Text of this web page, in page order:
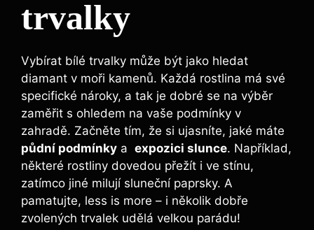
trvalky
Vybírat bílé trvalky může být jako hledat
⁢diamant ​v moři kamenů. Každá rostlina má své
specifické​ nároky, a tak‍ je dobré‌ se na výběr
zaměřit ⁢s ohledem na vaše podmínky v
zahradě. Začněte tím, že si ​ujasníte, jaké máte ⁣
půdní podmínky a ⁣ expozici slunce. Například,
některé rostliny dovedou ⁤přežít i ve ​stínu,
zatímco ‌jiné milují sluneční paprsky. A
pamatujte, less ‍is more – i několik dobře
zvolených trvalek‍ udělá velkou parádu!